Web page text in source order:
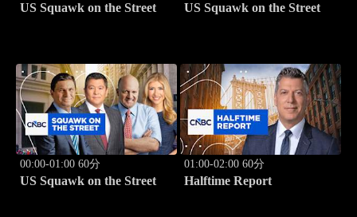
US Squawk on the Street US Squawk on the Street
00:00-01:00 60分
US Squawk on the Street
01:00-02:00 60分
Halftime Report